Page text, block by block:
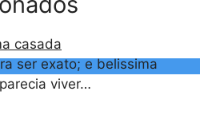
casada
ser exato; e belissima
viver…